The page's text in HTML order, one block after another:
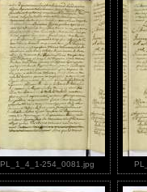
PL_1_4_1-254_0081.jpg